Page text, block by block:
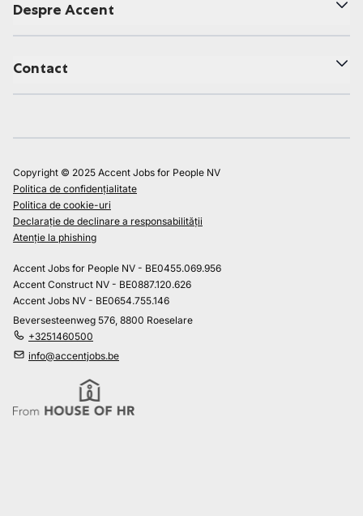
Despre Accent
Contact
Copyright © 2025 Accent Jobs for People NV
Politica de confidențialitate
Politica de cookie-uri
Declarație de declinare a responsabilității
Atenție la phishing
Accent Jobs for People NV - BE0455.069.956
Accent Construct NV - BE0887.120.626
Accent Jobs NV - BE0654.755.146
Beversesteenweg 576, 8800 Roeselare
+3251460500
info@accentjobs.be